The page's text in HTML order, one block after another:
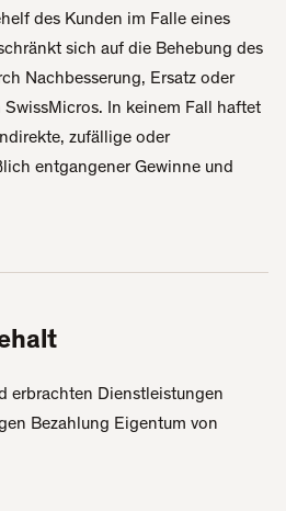
des Kunden im Falle eines
sich auf die Behebung des
Nachbesserung, Ersatz oder
SwissMicros. In keinem Fall haftet
zufällige oder
entgangener Gewinne und
erbrachten Dienstleistungen
Bezahlung Eigentum von